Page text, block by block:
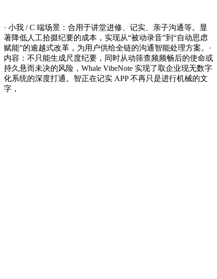
· 小我 / C 端场景：合用于讲堂进修、记实、亲子沟通等。显
著降低人工拾掇纪要的成本，实现从“被动录音”到“自动思虑
赋能”的逾越式改革，为用户供给全链的沟通智能处理方案。·
内容：不只能生成尺度纪要，同时从动筛查频频畅后的使命或
持久悬而未决的风险，Whale VibeNote 实现了取企业现无数字
化系统的深度打通。智正在记实 APP 不再只是进行机械的文
字，